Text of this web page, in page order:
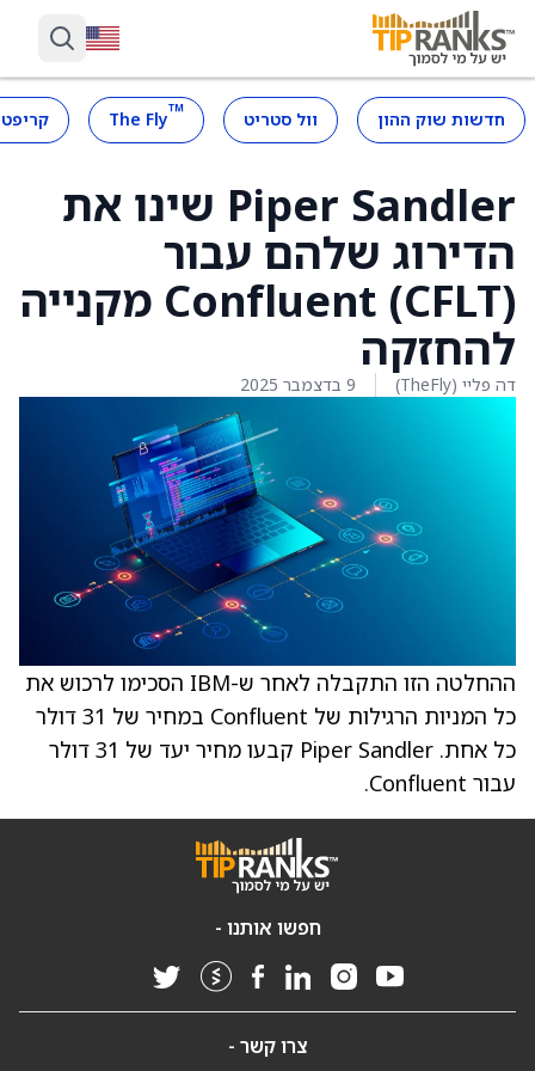
חדשות שוק ההון וול סטריט ™
The Fly
Piper Sandler שינו את
הדירוג שלהם עבור
Confluent (CFLT) מקנייה
להחזקה
דה פליי (TheFly) 9 בדצמבר 2025
ההחלטה הזו התקבלה לאחר ש-IBM הסכימו לרכוש את
כל המניות הרגילות של Confluent במחיר של 31 דולר
כל אחת. Piper Sandler קבעו מחיר יעד של 31 דולר
עבור Confluent.
חפשו אותנו -
צרו קשר -